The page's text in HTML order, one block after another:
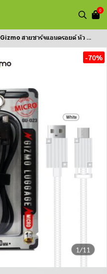
0
Gizmo สายชาร์จแอนดรอยด์ หัว Micro รองรับชาร์จ 2.4A รุ่น Luggage GU-023
1/11
-70%